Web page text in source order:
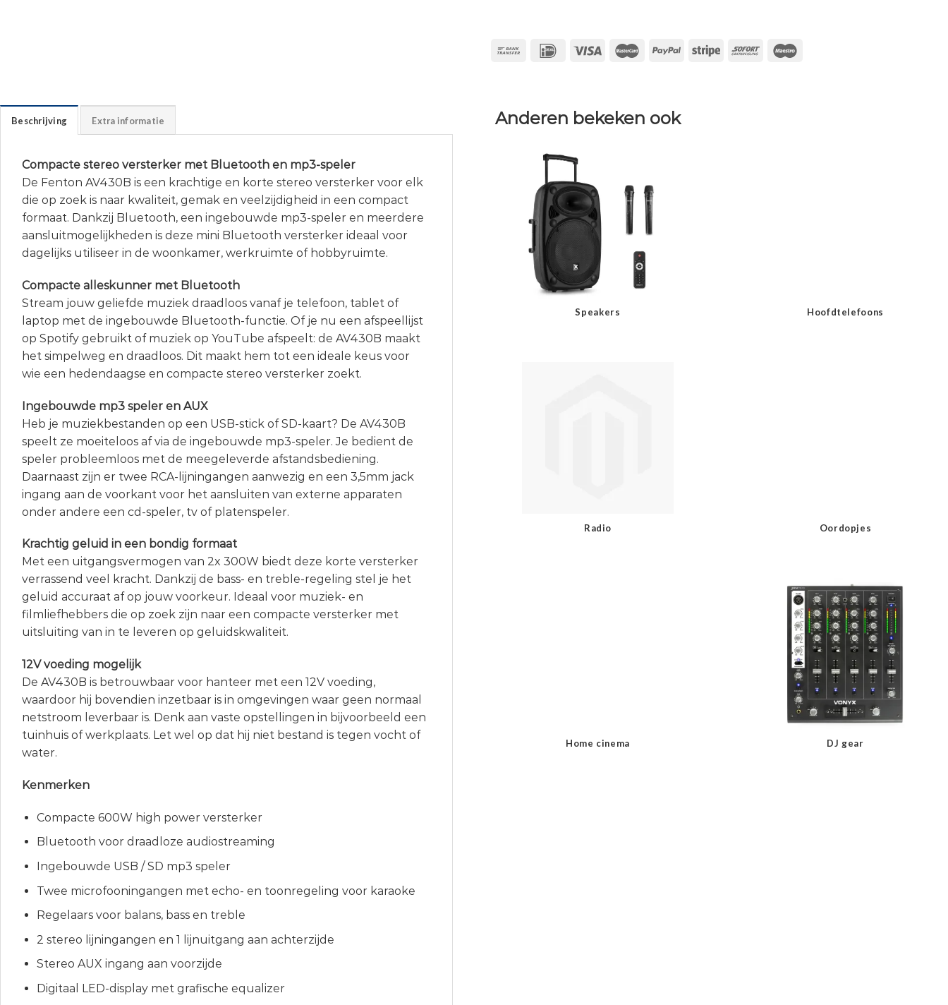
Beschrijving Extra informatie
Compacte stereo versterker met Bluetooth en mp3-speler
De Fenton AV430B is een krachtige en korte stereo versterker voor elk
die op zoek is naar kwaliteit, gemak en veelzijdigheid in een compact
formaat. Dankzij Bluetooth, een ingebouwde mp3-speler en meerdere
aansluitmogelijkheden is deze mini Bluetooth versterker ideaal voor
dagelijks utiliseer in de woonkamer, werkruimte of hobbyruimte.
Compacte alleskunner met Bluetooth
Stream jouw geliefde muziek draadloos vanaf je telefoon, tablet of
laptop met de ingebouwde Bluetooth-functie. Of je nu een afspeellijst
op Spotify gebruikt of muziek op YouTube afspeelt: de AV430B maakt
het simpelweg en draadloos. Dit maakt hem tot een ideale keus voor
wie een hedendaagse en compacte stereo versterker zoekt.
Ingebouwde mp3 speler en AUX
Heb je muziekbestanden op een USB-stick of SD-kaart? De AV430B
speelt ze moeiteloos af via de ingebouwde mp3-speler. Je bedient de
speler probleemloos met de meegeleverde afstandsbediening.
Daarnaast zijn er twee RCA-lijningangen aanwezig en een 3,5mm jack
ingang aan de voorkant voor het aansluiten van externe apparaten
onder andere een cd-speler, tv of platenspeler.
Krachtig geluid in een bondig formaat
Met een uitgangsvermogen van 2x 300W biedt deze korte versterker
verrassend veel kracht. Dankzij de bass- en treble-regeling stel je het
geluid accuraat af op jouw voorkeur. Ideaal voor muziek- en
filmliefhebbers die op zoek zijn naar een compacte versterker met
uitsluiting van in te leveren op geluidskwaliteit.
12V voeding mogelijk
De AV430B is betrouwbaar voor hanteer met een 12V voeding,
waardoor hij bovendien inzetbaar is in omgevingen waar geen normaal
netstroom leverbaar is. Denk aan vaste opstellingen in bijvoorbeeld een
tuinhuis of werkplaats. Let wel op dat hij niet bestand is tegen vocht of
water.
Kenmerken
Compacte 600W high power versterker
Bluetooth voor draadloze audiostreaming
Ingebouwde USB / SD mp3 speler
Twee microfooningangen met echo- en toonregeling voor karaoke
Regelaars voor balans, bass en treble
2 stereo lijningangen en 1 lijnuitgang aan achterzijde
Stereo AUX ingang aan voorzijde
Digitaal LED-display met grafische equalizer
Anderen bekeken ook
Speakers Hoofdtelefoons
Radio Oordopjes
Home cinema DJ gear